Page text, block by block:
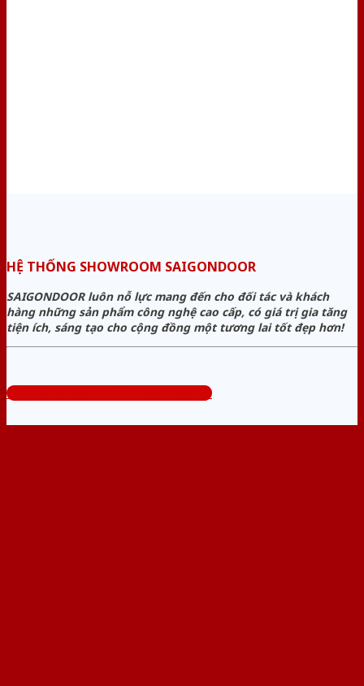
HỆ THỐNG SHOWROOM SAIGONDOOR
SAIGONDOOR luôn nỗ lực mang đến cho đối tác và khách
hàng những sản phẩm công nghệ cao cấp, có giá trị gia tăng
tiện ích, sáng tạo cho cộng đồng một tương lai tốt đẹp hơn!
Tổng đài tư vấn miễn phí: 0824.400.400